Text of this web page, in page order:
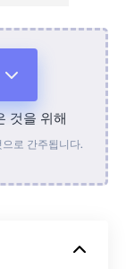
것을 위해
로 간주됩니다.